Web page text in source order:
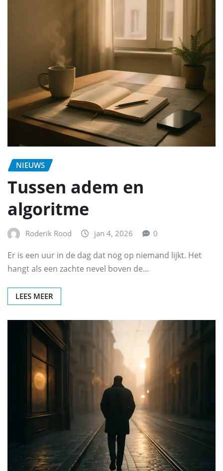
NIEUWS
Tussen adem en
algoritme
Roderik Rood jan 4, 2026 0
Er is een uur in de dag dat nog op niemand lijkt. Het
hangt als een zachte nevel boven de…
LEES MEER